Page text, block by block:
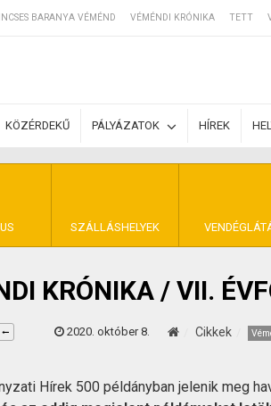
BARANYA VÉMÉND VÉMÉNDI KRÓNIKA TETT
KÖZÉRDEKŰ PÁLYÁZATOK HÍREK
SZÁLLÁSHELYEK
KRÓNIKA / VII.
2020. október 8. Cikkek
Hírek 500 példányban jelenik meg